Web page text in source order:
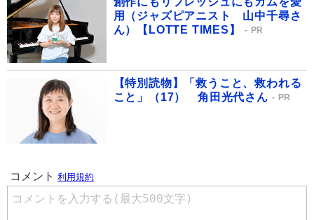
用（ジャズピアニスト 山中千尋さ
ん）【LOTTE TIMES】
PR
【特別読物】「救うこと、救われる
こと」（17） 角田光代さん
PR